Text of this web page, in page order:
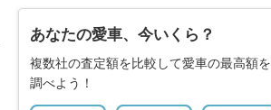
あなたの愛車、今いくら？
複数社の査定額を比較して愛車の最高額を
調べよう！